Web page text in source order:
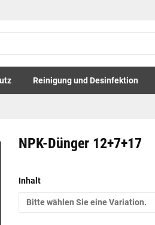
Reinigung und Desinfektion
NPK-Dünger 12+7+17
Inhalt
Bitte wählen Sie eine Variation.